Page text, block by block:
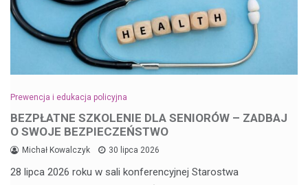
Prewencja i edukacja policyjna
BEZPŁATNE SZKOLENIE DLA SENIORÓW – ZADBAJ
O SWOJE BEZPIECZEŃSTWO
Michał Kowalczyk 30 lipca 2026
28 lipca 2026 roku w sali konferencyjnej Starostwa